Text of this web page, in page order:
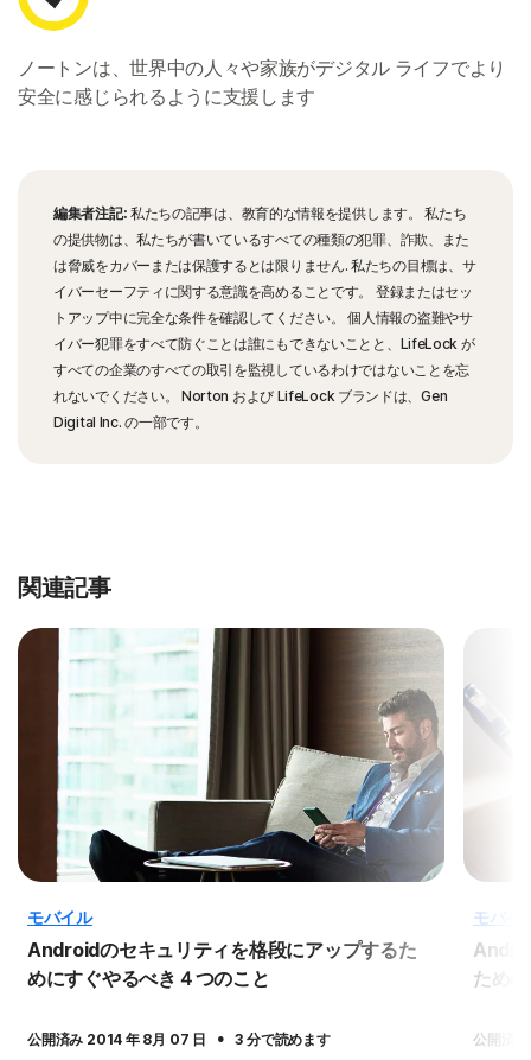
ノートンは、世界中の人々や家族がデジタル ライフでより
安全に感じられるように支援します
編集者注記: 私たちの記事は、教育的な情報を提供します。 私たち
の提供物は、私たちが書いているすべての種類の犯罪、詐欺、また
は脅威をカバーまたは保護するとは限りません. 私たちの目標は、サ
イバーセーフティに関する意識を高めることです。 登録またはセッ
トアップ中に完全な条件を確認してください。 個人情報の盗難やサ
イバー犯罪をすべて防ぐことは誰にもできないことと、LifeLock が
すべての企業のすべての取引を監視しているわけではないことを忘
れないでください。 Norton および LifeLock ブランドは、Gen
Digital Inc. の一部です。
関連記事
モバイル
Androidのセキュリティを格段にアップするた
めにすぐやるべき４つのこと
公開済み 2014 年 8月 07 日 · 3 分で読めます
モバイ
ため
公開済